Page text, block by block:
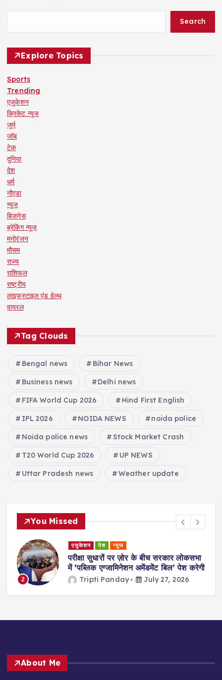
Search
Explore Topics
Sports
Trending
एजुकेशन
क्रिकेट न्यूज
जुर्म
जॉब
टेक
दुनिया
देश
धर्म
नौएडा
न्यूज
बिजनेस
ब्रेकिंग न्यूज़
मनोरंजन
मौसम
राज्य
राशिफल
राष्ट्रीय
लाइफस्टाइल एंड हेल्थ
वायरल
Tag Clouds
Bengal news Bihar News
Business news Delhi news
FIFA World Cup 2026 Hind First English
IPL 2026 NOIDA NEWS noida police
Noida police news Stock Market Crash
T20 World Cup 2026 UP NEWS
Uttar Pradesh news Weather update
You Missed
3
देश न्यूज
प्रह्लाद जोशी बने नए शिक्षा मंत्री, धर्मेंद्र प्रधान
के इस्तीफे के बाद हुआ ऐलान
Tripti Panday July 26, 2026
About Me